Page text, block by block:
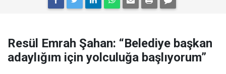
Resül Emrah Şahan: “Belediye başkan
adaylığım için yolculuğa başlıyorum”